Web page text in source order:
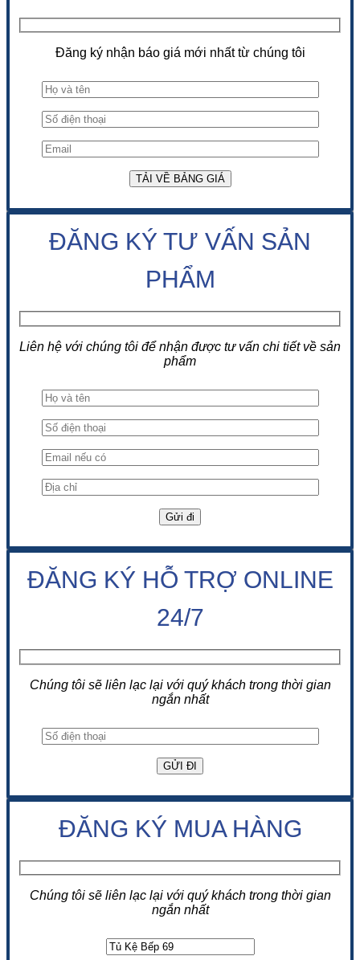
Đăng ký nhận báo giá mới nhất từ chúng tôi
ĐĂNG KÝ TƯ VẤN SẢN
PHẨM
Liên hệ với chúng tôi để nhận được tư vấn chi tiết về sản
phẩm
ĐĂNG KÝ HỖ TRỢ ONLINE
24/7
Chúng tôi sẽ liên lạc lại với quý khách trong thời gian
ngắn nhất
ĐĂNG KÝ MUA HÀNG
Chúng tôi sẽ liên lạc lại với quý khách trong thời gian
ngắn nhất